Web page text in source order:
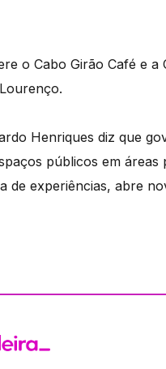
o Cabo Girão Café e
Henriques diz que
públicos em
de experiências, abre